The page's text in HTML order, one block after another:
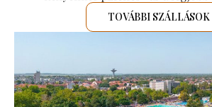
TOVÁBBI SZÁLLÁSOK